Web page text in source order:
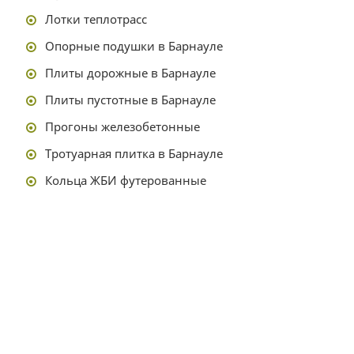
Лотки теплотрасс
Опорные подушки в Барнауле
Плиты дорожные в Барнауле
Плиты пустотные в Барнауле
Прогоны железобетонные
Тротуарная плитка в Барнауле
Кольца ЖБИ футерованные